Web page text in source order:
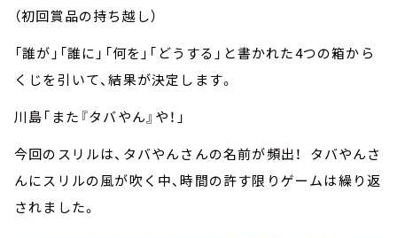
（初回賞品の持ち越し）
「誰が」「誰に」「何を」「どうする」と書かれた4つの箱から
くじを引いて、結果が決定します。
川島「また『タバやん』や！」
今回のスリルは、タバやんさんの名前が頻出！ タバやんさ
んにスリルの風が吹く中、時間の許す限りゲームは繰り返
されました。